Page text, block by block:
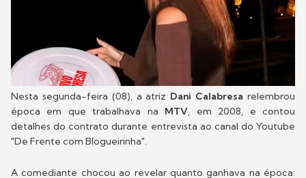
Nesta segunda-feira (08), a atriz Dani Calabresa relembrou
época em que trabalhava na MTV, em 2008, e contou
detalhes do contrato durante entrevista ao canal do Youtube
"De Frente com Blogueirinha".
A comediante chocou ao revelar quanto ganhava na época: